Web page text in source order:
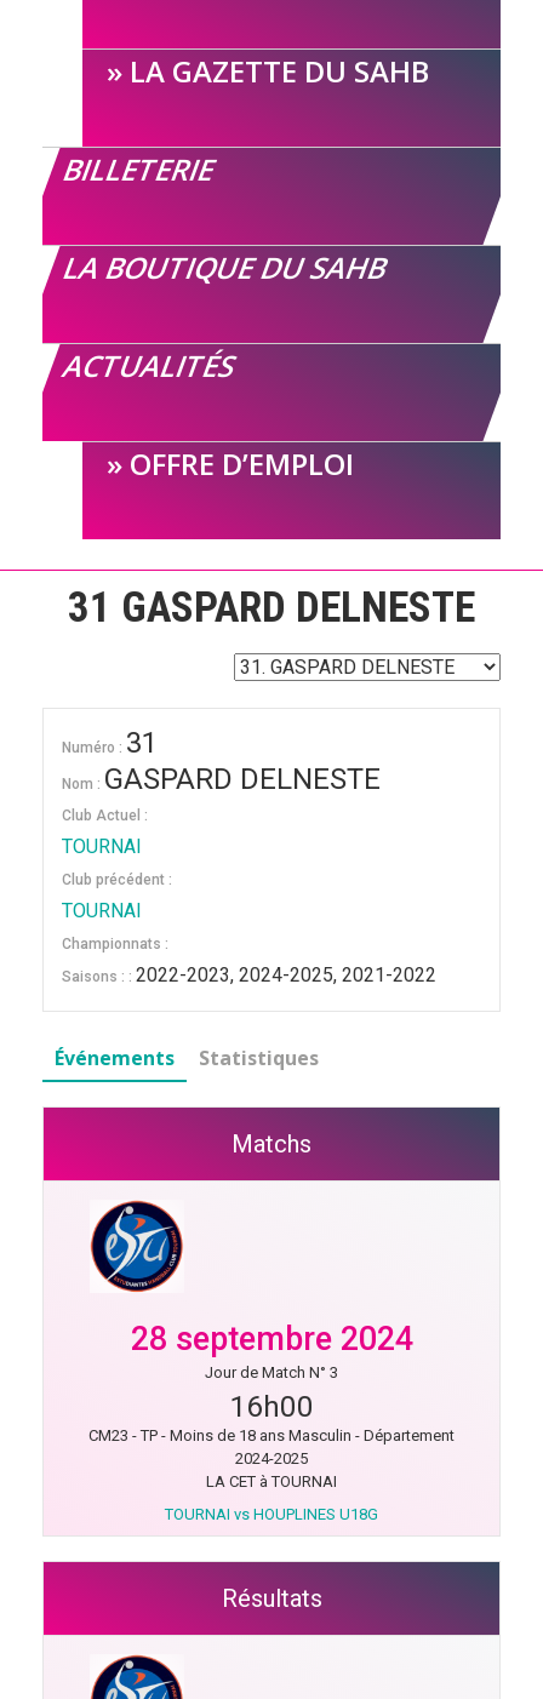
LA GAZETTE DU SAHB
BILLETERIE
LA BOUTIQUE DU SAHB
ACTUALITÉS
OFFRE D’EMPLOI
31 GASPARD DELNESTE
Numéro : 31
Nom : GASPARD DELNESTE
Club Actuel :
TOURNAI
Club précédent :
TOURNAI
Championnats :
Saisons : : 2022-2023, 2024-2025, 2021-2022
Événements Statistiques
Matchs
28 septembre 2024
Jour de Match N° 3
16h00
CM23 - TP - Moins de 18 ans Masculin - Département
2024-2025
LA CET à TOURNAI
TOURNAI vs HOUPLINES U18G
Résultats